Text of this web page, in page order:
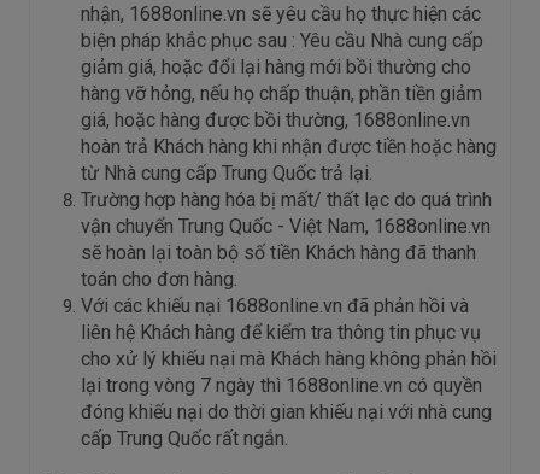
nhận, 1688online.vn sẽ yêu cầu họ thực hiện các
biện pháp khắc phục sau : Yêu cầu Nhà cung cấp
giảm giá, hoặc đổi lại hàng mới bồi thường cho
hàng vỡ hỏng, nếu họ chấp thuận, phần tiền giảm
giá, hoặc hàng được bồi thường, 1688online.vn
hoàn trả Khách hàng khi nhận được tiền hoặc hàng
từ Nhà cung cấp Trung Quốc trả lại.
Trường hợp hàng hóa bị mất/ thất lạc do quá trình
vận chuyển Trung Quốc - Việt Nam, 1688online.vn
sẽ hoàn lại toàn bộ số tiền Khách hàng đã thanh
toán cho đơn hàng.
Với các khiếu nại 1688online.vn đã phản hồi và
liên hệ Khách hàng để kiểm tra thông tin phục vụ
cho xử lý khiếu nại mà Khách hàng không phản hồi
lại trong vòng 7 ngày thì 1688online.vn có quyền
đóng khiếu nại do thời gian khiếu nại với nhà cung
cấp Trung Quốc rất ngắn.